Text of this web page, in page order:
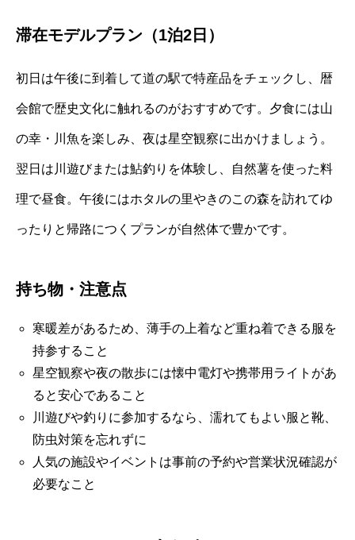
滞在モデルプラン（1泊2日）
初日は午後に到着して道の駅で特産品をチェックし、暦
会館で歴史文化に触れるのがおすすめです。夕食には山
の幸・川魚を楽しみ、夜は星空観察に出かけましょう。
翌日は川遊びまたは鮎釣りを体験し、自然薯を使った料
理で昼食。午後にはホタルの里やきのこの森を訪れてゆ
ったりと帰路につくプランが自然体で豊かです。
持ち物・注意点
寒暖差があるため、薄手の上着など重ね着できる服を
持参すること
星空観察や夜の散歩には懐中電灯や携帯用ライトがあ
ると安心であること
川遊びや釣りに参加するなら、濡れてもよい服と靴、
防虫対策を忘れずに
人気の施設やイベントは事前の予約や営業状況確認が
必要なこと